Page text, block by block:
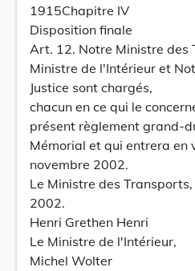
1915Chapitre IV
Disposition finale
Art. 12. Notre Ministre des
Ministre de l'Intérieur et
Justice sont chargés,
chacun en ce qui le
présent règlement grand-
Mémorial et qui entrera en
novembre 2002.
Le Ministre des
2002.
Henri Grethen Henri
Le Ministre de l'Intérieur,
Michel Wolter